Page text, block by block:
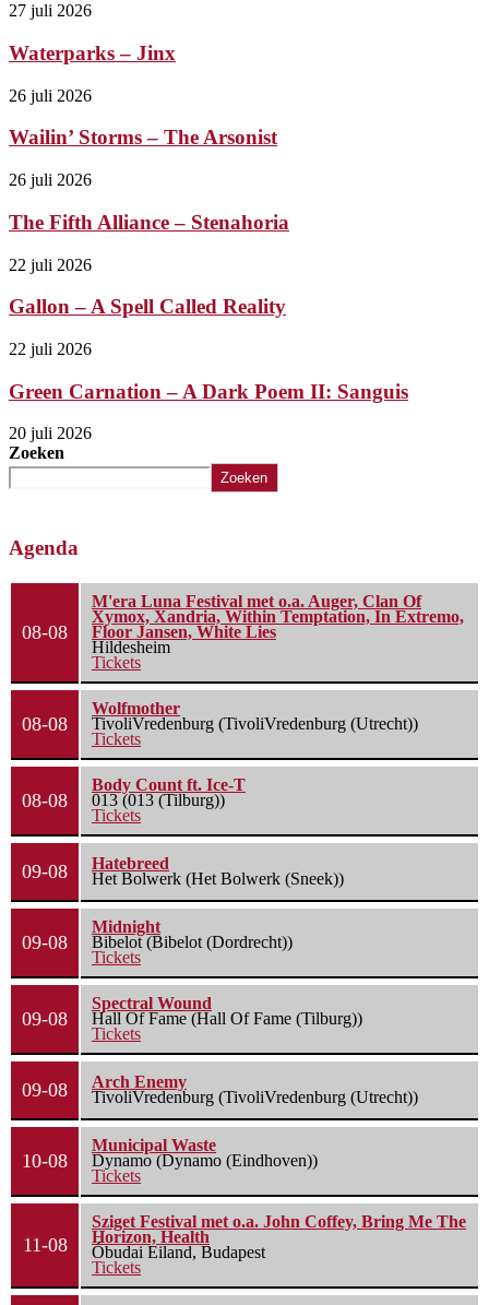
27 juli 2026
Waterparks – Jinx
26 juli 2026
Wailin’ Storms – The Arsonist
26 juli 2026
The Fifth Alliance – Stenahoria
22 juli 2026
Gallon – A Spell Called Reality
22 juli 2026
Green Carnation – A Dark Poem II: Sanguis
20 juli 2026
Zoeken
Zoeken
Agenda
08-08
M'era Luna Festival met o.a. Auger, Clan Of
Xymox, Xandria, Within Temptation, In Extremo,
Floor Jansen, White Lies
Hildesheim
Tickets
08-08
Wolfmother
TivoliVredenburg (TivoliVredenburg (Utrecht))
Tickets
08-08
Body Count ft. Ice-T
013 (013 (Tilburg))
Tickets
09-08
Hatebreed
Het Bolwerk (Het Bolwerk (Sneek))
09-08
Midnight
Bibelot (Bibelot (Dordrecht))
Tickets
09-08
Spectral Wound
Hall Of Fame (Hall Of Fame (Tilburg))
Tickets
09-08
Arch Enemy
TivoliVredenburg (TivoliVredenburg (Utrecht))
10-08
Municipal Waste
Dynamo (Dynamo (Eindhoven))
Tickets
11-08
Sziget Festival met o.a. John Coffey, Bring Me The
Horizon, Health
Óbudai Eiland, Budapest
Tickets